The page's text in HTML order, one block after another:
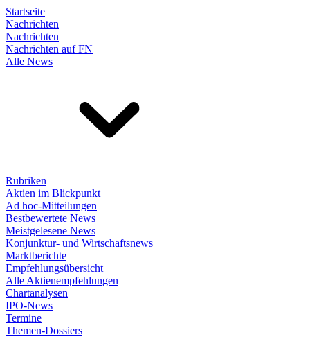
Startseite
Nachrichten
Nachrichten
Nachrichten auf FN
Alle News
Rubriken
Aktien im Blickpunkt
Ad hoc-Mitteilungen
Bestbewertete News
Meistgelesene News
Konjunktur- und Wirtschaftsnews
Marktberichte
Empfehlungsübersicht
Alle Aktienempfehlungen
Chartanalysen
IPO-News
Termine
Themen-Dossiers